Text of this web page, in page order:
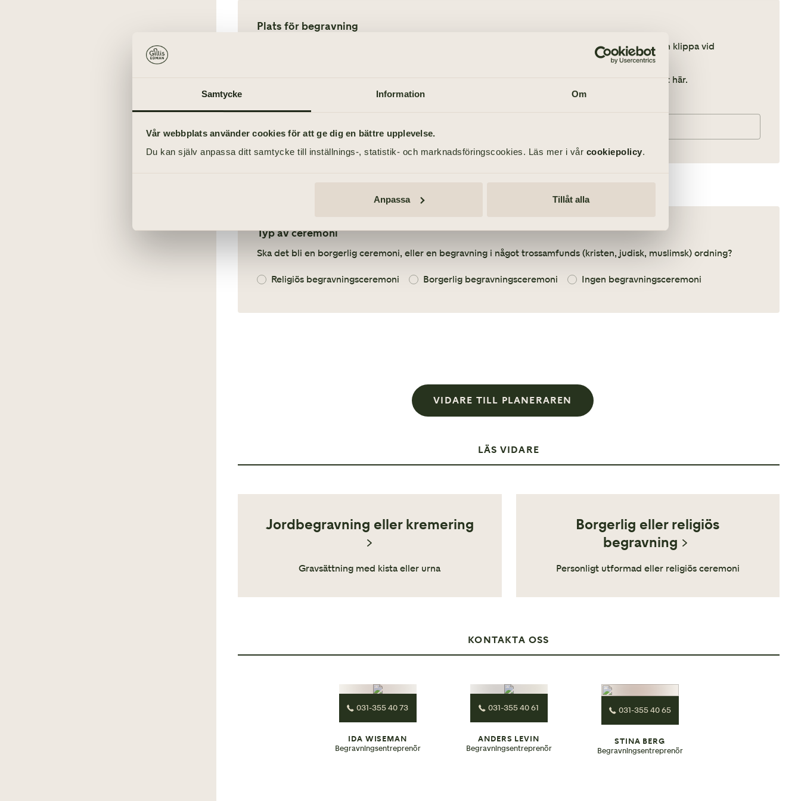
Samtycke Information Om
Vår webbplats använder cookies för att ge dig en bättre upplevelse.
Du kan själv anpassa ditt samtycke till inställnings-, statistik- och marknadsföringscookies. Läs mer i vår cookiepolicy.
Anpassa Tillåt alla
Plats för begravning
Platsen för begravningen är viktig att fundera över: Vill ni vara i en kyrka, i en festlokal eller på en klippa vid
Om ni har en tanke om en speciell plats redan nu (kyrka, kapell eller något helt annat) – skriv det här.
Typ av ceremoni
Ska det bli en borgerlig ceremoni, eller en begravning i något trossamfunds (kristen, judisk, muslimsk) ordning?
Religiös begravningsceremoni Borgerlig begravningsceremoni Ingen begravningsceremoni
VIDARE TILL PLANERAREN
LÄS VIDARE
Jordbegravning eller kremering
Gravsättning med kista eller urna
Borgerlig eller religiös
begravning
Personligt utformad eller religiös ceremoni
KONTAKTA OSS
031-355 40 73
IDA WISEMAN
Begravningsentreprenör
031-355 40 61
ANDERS LEVIN
Begravningsentreprenör
031-355 40 65
STINA BERG
Begravningsentreprenör